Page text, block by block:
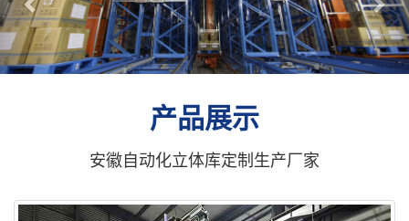
产品展示
安徽自动化立体库定制生产厂家